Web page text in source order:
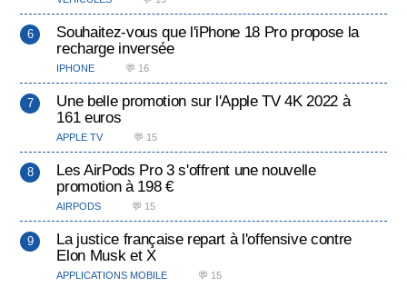
Souhaitez-vous que l'iPhone 18 Pro propose la
recharge inversée
IPHONE 💬 16
Une belle promotion sur l'Apple TV 4K 2022 à
161 euros
APPLE TV 💬 15
Les AirPods Pro 3 s'offrent une nouvelle
promotion à 198 €
AIRPODS 💬 15
La justice française repart à l'offensive contre
Elon Musk et X
APPLICATIONS MOBILE 💬 15